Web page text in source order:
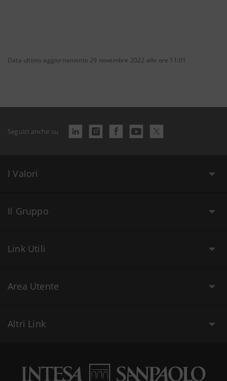
Data ultimo aggiornamento 29 novembre 2022 alle ore 11:01
Seguici anche su
I Valori
Il Gruppo
Link Utili
Area Utente
Altri Link